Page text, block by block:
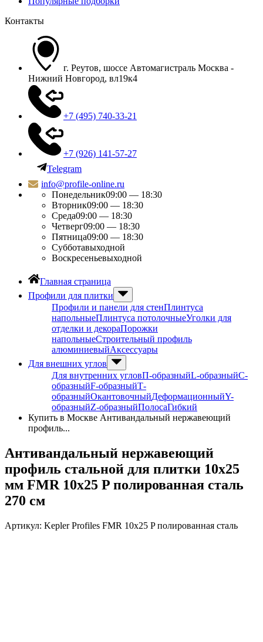
Контакты
г. Реутов, шоссе Автомагистраль Москва -
Нижний Новгород, вл19к4
+7 (495) 740-33-21
+7 (926) 141-57-27
Telegram
info@profile-online.ru
Понедельник09:00 — 18:30
Вторник09:00 — 18:30
Среда09:00 — 18:30
Четверг09:00 — 18:30
Пятница09:00 — 18:30
Субботавыходной
Воскресеньевыходной
Главная страница
Профили для плитки
Профили и панели для стенПлинтуса
напольныеПлинтуса потолочныеУголки для
отделки и декораПорожки
напольныеСтроительный профиль
алюминиевыйАксессуары
Для внешних углов
Для внутренних угловП-образныйL-образныйС-
образныйF-образныйТ-
образныйОкантовочныйДеформационныйY-
образныйZ-образныйПолосаГибкий
Купить в Москве Антивандальный нержавеющий
профиль...
Антивандальный нержавеющий
профиль стальной для плитки 10х25
мм FMR 10х25 P полированная сталь
270 см
Артикул: Kepler Profiles FMR 10x25 P полированная сталь